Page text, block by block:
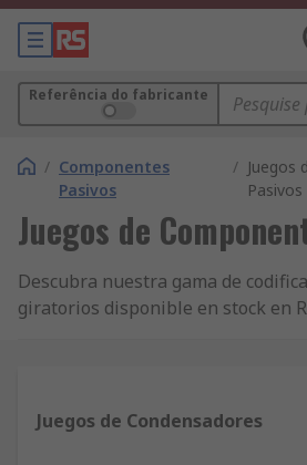
Referência do fabricante
/ Componentes
Pasivos
/ Juegos
Pasivos
Juegos de
Descubra nuestra gama de
giratorios disponible en stock en
podamos. Si estuviera interesado
Juegos de Condensadores